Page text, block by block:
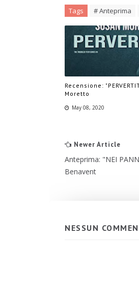
Tags # Anteprima
Recensione:
Moretto
May 08, 2020
Newer Article
Anteprima: "NEI
Benavent
NESSUN